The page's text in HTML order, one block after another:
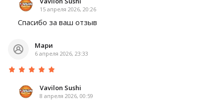
15 апреля 2026, 20:26
Спасибо за ваш отзыв
Мари
6 апреля 2026, 23:33
Vavilon Sushi
8 апреля 2026, 00:59